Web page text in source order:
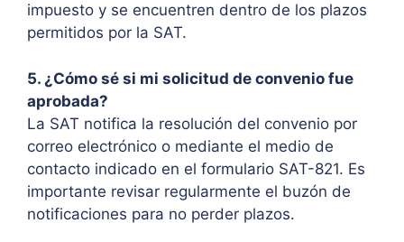
impuesto y se encuentren dentro de los plazos
permitidos por la SAT.
5. ¿Cómo sé si mi solicitud de convenio fue
aprobada?
La SAT notifica la resolución del convenio por
correo electrónico o mediante el medio de
contacto indicado en el formulario SAT-821. Es
importante revisar regularmente el buzón de
notificaciones para no perder plazos.